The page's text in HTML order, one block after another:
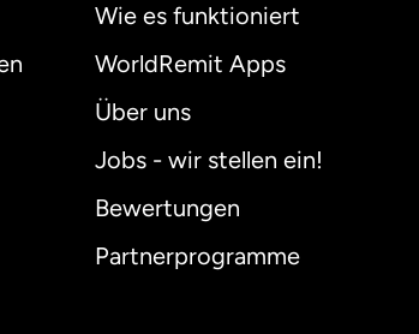
Wie es funktioniert
WorldRemit Apps
Über uns
Jobs - wir stellen ein!
Bewertungen
Partnerprogramme